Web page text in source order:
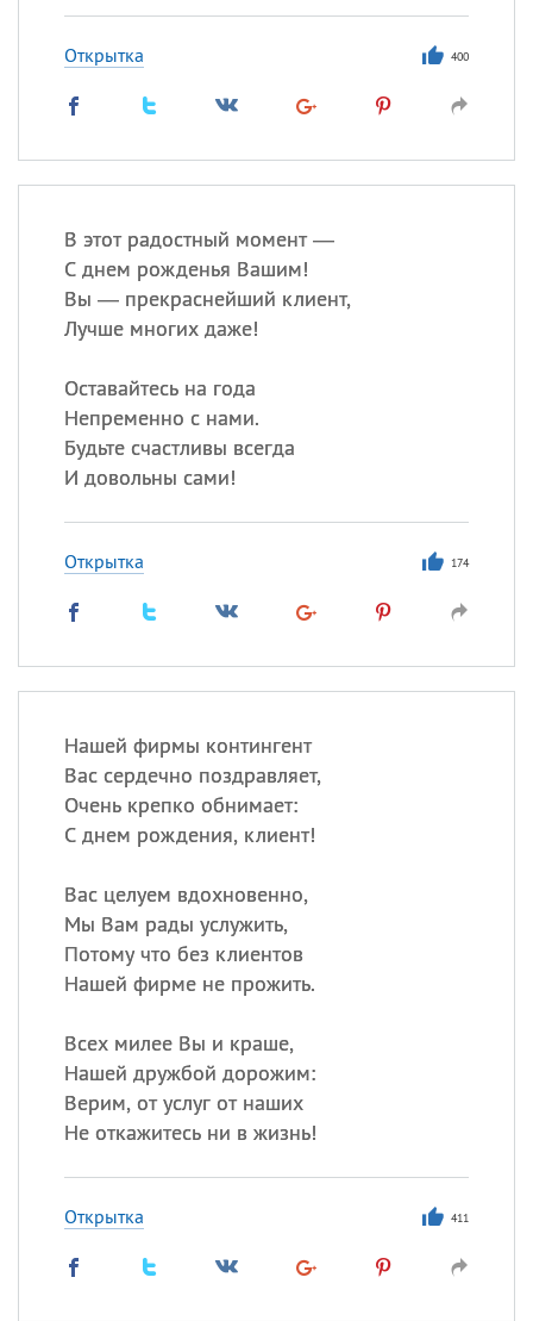
Открытка 400
В этот радостный момент —
С днем рожденья Вашим!
Вы — прекраснейший клиент,
Лучше многих даже!
Оставайтесь на года
Непременно с нами.
Будьте счастливы всегда
И довольны сами!
Открытка 174
Нашей фирмы контингент
Вас сердечно поздравляет,
Очень крепко обнимает:
С днем рождения, клиент!
Вас целуем вдохновенно,
Мы Вам рады услужить,
Потому что без клиентов
Нашей фирме не прожить.
Всех милее Вы и краше,
Нашей дружбой дорожим:
Верим, от услуг от наших
Не откажитесь ни в жизнь!
Открытка 411